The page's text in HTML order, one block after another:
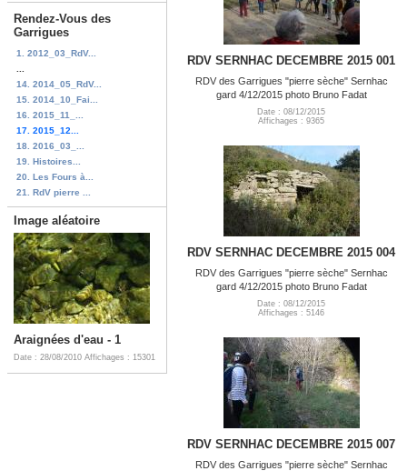
Rendez-Vous des
Garrigues
1. 2012_03_RdV...
14. 2014_05_RdV...
15. 2014_10_Fai...
16. 2015_11_...
17. 2015_12...
18. 2016_03_...
19. Histoires...
20. Les Fours à...
21. RdV pierre ...
Image aléatoire
Araignées d'eau - 1
Date : 28/08/2010 Affichages : 15301
RDV SERNHAC DECEMBRE 2015 001
RDV des Garrigues "pierre sèche" Sernhac
gard 4/12/2015 photo Bruno Fadat
Date : 08/12/2015
Affichages : 9365
RDV SERNHAC DECEMBRE 2015 004
RDV des Garrigues "pierre sèche" Sernhac
gard 4/12/2015 photo Bruno Fadat
Date : 08/12/2015
Affichages : 5146
RDV SERNHAC DECEMBRE 2015 007
RDV des Garrigues "pierre sèche" Sernhac